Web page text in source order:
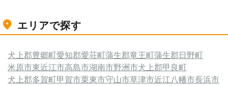
エリアで探す
犬上郡豊郷町愛知郡愛荘町蒲生郡竜王町蒲生郡日野町
米原市東近江市高島市湖南市野洲市犬上郡甲良町
犬上郡多賀町甲賀市栗東市守山市草津市近江八幡市長浜市